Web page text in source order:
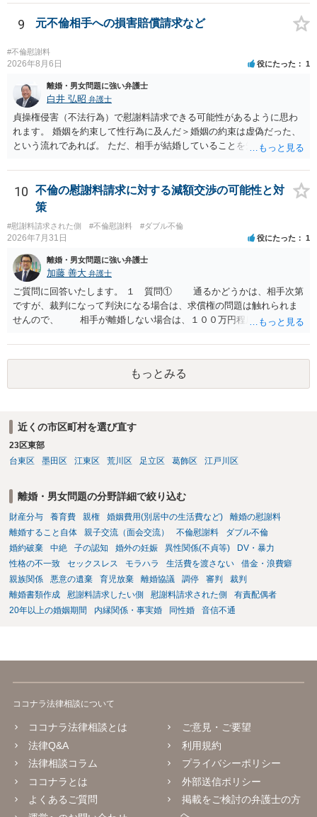
には、追加着手金や日当、実費が発生することもあります。 もっと
も、証拠が十分にあるか、相手方の住所・勤務先が分かるか、慰謝料
額、離婚の有無、交渉で終わるか訴訟まで見込むかによって、費用は
変わり得ます。依頼前に、交渉だけの場合、訴訟になった場合、回収
できなかった場合の費用を確認しておくとよいでしょう。 弁護士選び
通しを過度に楽観的に言い過ぎないか、質問に具体的に答えてくれる
か、連絡方法（メール、電話、弁護士直接か事務局員を介するかな
ど）や対応スピードが合うかを確認するとよいと思います。いずれに
しましても、弁護士への相談・依頼にあたっては、証拠資料、夫と相
手方の関係、相手方の氏名・住所等、夫婦関係への影響、離婚予定の
9 元不倫相手への損害賠償請求など
#不倫慰謝料
2026年8月6日 役にたった 1
離婚・男女問題に強い弁護士
白井 弘昭 弁護士
貞操権侵害（不法行為）で慰謝料請求できる可能性があるように思わ
れます。 婚姻を約束して性行為に及んだ＞婚姻の約束は虚偽だった、
という流れであれば。 ただ、相手が結婚していることを知って行為に
性も認められそうですので、あまり慰謝料は高額にならないように思
われます。 一度、最寄りの弁護士に相談してみてください。
10
不倫の慰謝料請求に対する減額交渉の可能性と対
策
#慰謝料請求された側 #不倫慰謝料 #ダブル不倫
2026年7月31日 役にたった 1
離婚・男女問題に強い弁護士
加藤 善大 弁護士
ご質問に回答いたします。 １ 質問① 通るかどうかは、相手次第
ですが、裁判になって判決になる場合は、求償権の問題は触れられま
せんので、 相手が離婚しない場合は、１００万円程度となる可能
するデメリットはありますから（経済的、時間的、精神的負担等）、
反対にご自身が、裁判も辞さずという姿勢を示すことで、プラス
に働く可能性は有り得ます。 交渉で解決する多くの場合は、相手
が弁護士に依頼しているケースで、５０万円以下で合意できる場合は
減額を進めるうえでの交渉材料かと思います。 なお、ご自身が離
婚しないことは、交渉材料にはならないかと思いますので、ご注意く
ださい。 また、相手夫婦の婚姻関係が既に破綻していたことや、
が、 ケースバイケースですので、ご自身の場合にそれらの主張が
できるかはよくお考え下さい。 ３ 質問③ 違約金を５０万円とす
る旨の交渉をすることが妥当かどうかという基準はありません。
公序良俗に反するような金額では、その条項自体が無効になり得ます
が、 ２００万円でも、５０万円でも、公序良俗に反するほど高額
とはいえないと考えますので、 結局は、妥当かどうかというより
も、ご自身が納得できるかどうかという基準でお考えいただくといい
と思います。 そのうえで、合意できるかは、相手も納得できるか
否かにかかってはきますが。 ４ 質問④ ご記載の内容からは判断
できないのですが、 清算条項を記載しないで合意することはリス
すが、可能であれば、ご依頼になるかは別として、お近くの弁護士に
もっとみる
近くの市区町村を選び直す
23区東部
台東区
墨田区 江東区 荒川区 足立区 葛飾区 江戸川区
離婚・男女問題の分野詳細で絞り込む
財産分与 養育費 親権 婚姻費用(別居中の生活費など)
離婚の慰謝料
離婚すること自体
親子交流（面会交流） 不倫慰謝料
ダブル不倫
婚約破棄
中絶 子の認知 婚外の妊娠 異性関係(不貞等)
DV・暴力
性格の不一致
セックスレス モラハラ 生活費を渡さない
借金・浪費癖
親族関係
悪意の遺棄 育児放棄 離婚協議 調停 審判
裁判
離婚書類作成
慰謝料請求したい側 慰謝料請求された側
有責配偶者
20年以上の婚姻期間
内縁関係・事実婚 同性婚 音信不通
ココナラ法律相談について
ココナラ法律相談とは
法律Q&A
法律相談コラム
ココナラとは
よくあるご質問
ご意見・ご要望
利用規約
プライバシーポリシー
外部送信ポリシー
掲載をご検討の弁護士の方